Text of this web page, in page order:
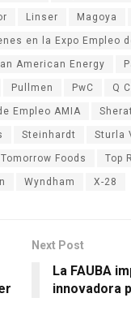
Linser Magoya
en la Expo Empleo
American Energy
Pullmen PwC Q
Empleo AMIA
Steinhardt Sturla
Tomorrow Foods Top
Wyndham X-28
Next Post
La FAUBA
innovadora